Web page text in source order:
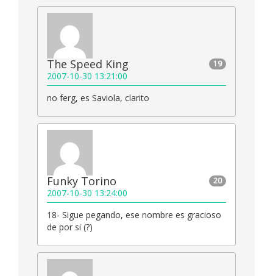
19
The Speed King
2007-10-30 13:21:00
no ferg, es Saviola, clarito
20
Funky Torino
2007-10-30 13:24:00
18- Sigue pegando, ese nombre es gracioso
de por si (?)